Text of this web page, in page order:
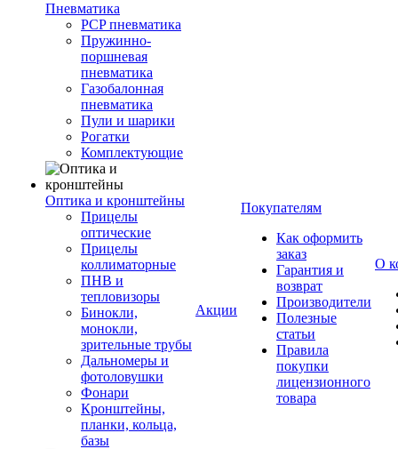
Пневматика
PCP пневматика
Пружинно-
поршневая
пневматика
Газобалонная
пневматика
Пули и шарики
Рогатки
Комплектующие
Оптика и кронштейны
Прицелы
оптические
Прицелы
коллиматорные
ПНВ и
тепловизоры
Бинокли,
монокли,
зрительные трубы
Дальномеры и
фотоловушки
Фонари
Кронштейны,
планки, кольца,
базы
Акции
Покупателям
Как оформить
заказ
Гарантия и
возврат
Производители
Полезные
статьи
Правила
покупки
лицензионного
товара
О